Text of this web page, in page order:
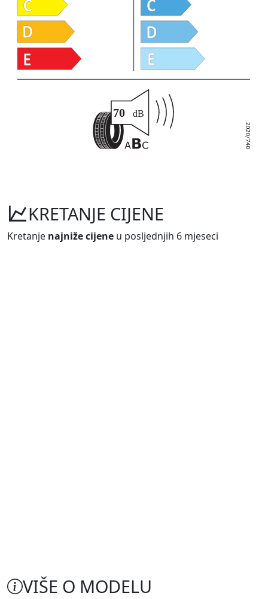
KRETANJE CIJENE
Kretanje najniže cijene u posljednjih 6 mjeseci
VIŠE O MODELU